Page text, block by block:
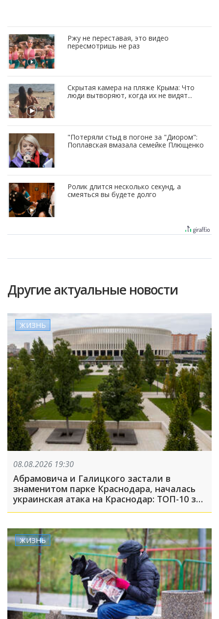
Ржу не переставая, это видео
пересмотришь не раз
Скрытая камера на пляже Крыма: Что
люди вытворяют, когда их не видят...
"Потеряли стыд в погоне за "Диором":
Поплавская вмазала семейке Плющенко
Ролик длится несколько секунд, а
смеяться вы будете долго
Другие актуальные новости
ЖИЗНЬ
08.08.2026 19:30
Абрамовича и Галицкого застали в
знаменитом парке Краснодара, началась
украинская атака на Краснодар: ТОП-10 за
неделю
ЖИЗНЬ